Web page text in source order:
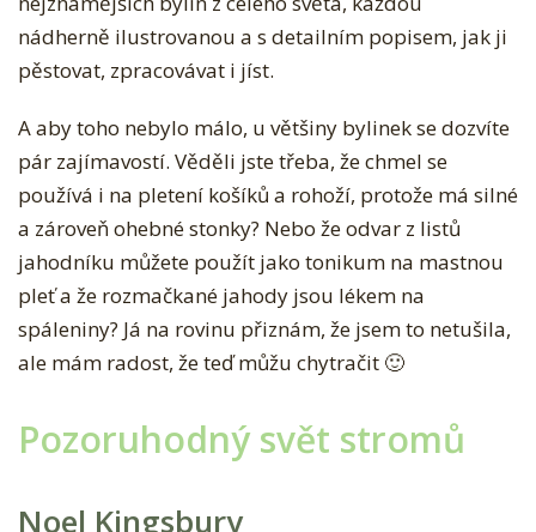
nádherně ilustrovanou a s detailním popisem, jak ji
pěstovat, zpracovávat i jíst.
A aby toho nebylo málo, u většiny bylinek se dozvíte
pár zajímavostí. Věděli jste třeba, že chmel se
používá i na pletení košíků a rohoží, protože má silné
a zároveň ohebné stonky? Nebo že odvar z listů
jahodníku můžete použít jako tonikum na mastnou
pleť a že rozmačkané jahody jsou lékem na
spáleniny? Já na rovinu přiznám, že jsem to netušila,
ale mám radost, že teď můžu chytračit 🙂
Pozoruhodný svět stromů
Noel Kingsbury